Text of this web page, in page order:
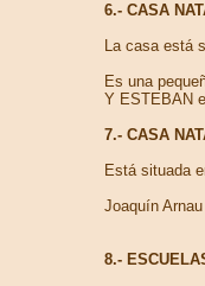
6.- CASA
La casa está
Es una
Y ESTEBAN
7.- CASA
Está situada
Joaquín
8.-